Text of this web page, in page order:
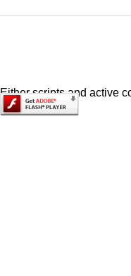
Either scripts and active